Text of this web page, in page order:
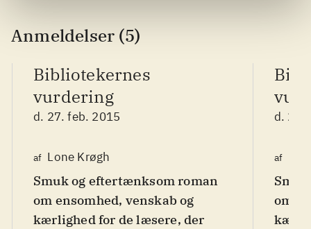
Anmeldelser (5)
Bibliotekernes
vurdering
d. 27. feb. 2015
af Lone Krøgh
Smuk og eftertænksom roman
om ensomhed, venskab og
kærlighed for de læsere, der
d. 27.
af
om